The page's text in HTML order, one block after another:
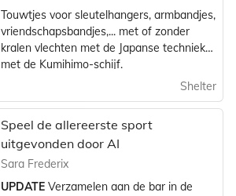
Arduino IDE.
Ben je jonger dan 11 dan breng je best
een begeleider mee om je te helpen.
Touwtjes voor sleutelhangers, armbandjes,
vriendschapsbandjes,... met of zonder
kralen vlechten met de Japanse techniek
met de Kumihimo-schijf.
Shelter
Speel de allereerste sport
uitgevonden door AI
Sara Frederix
UPDATE Verzamelen aan de bar in de